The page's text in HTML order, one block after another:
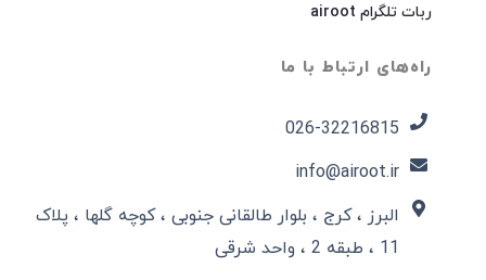
ربات تلگرام airoot
راه‌های ارتباط با ما
026-32216815​
info@airoot.ir
البرز ، کرج ، بلوار طالقانی جنوبی ، کوچه گلها ، پلاک
11 ، طبقه 2 ، واحد شرقی